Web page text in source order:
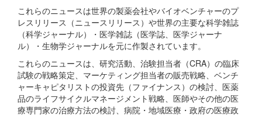
これらのニュースは世界の製薬会社やバイオベンチャーのプ
レスリリース（ニュースリリース）や世界の主要な科学雑誌
（科学ジャーナル）・医学雑誌（医学誌、医学ジャーナ
ル）・生物学ジャーナルを元に作製されています。
これらのニュースは、研究活動、治験担当者（CRA）の臨床
試験の戦略策定、マーケティング担当者の販売戦略、ベンチ
ャーキャピタリストの投資先（ファイナンス）の検討、医薬
品のライフサイクルマネージメント戦略、医師やその他の医
療専門家の治療方法の検討、病院・地域医療・政府の医療政